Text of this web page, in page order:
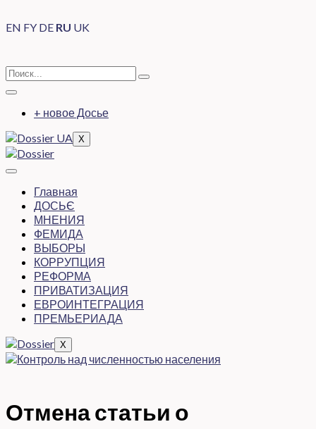
EN FY DE RU UK
+ новое Досье
X
Главная
ДОСЬЄ
МНЕНИЯ
ФЕМИДА
ВЫБОРЫ
КОРРУПЦИЯ
РЕФОРМА
ПРИВАТИЗАЦИЯ
ЕВРОИНТЕГРАЦИЯ
ПРЕМЬЕРИАДА
X
Отмена статьи о